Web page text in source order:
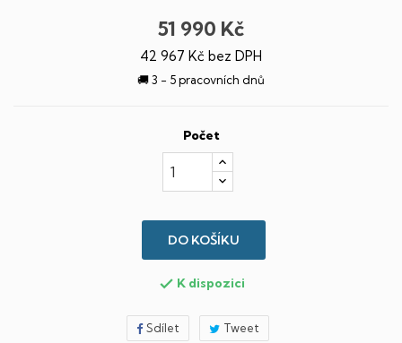
51 990 Kč
42 967 Kč bez DPH
🚚 3 - 5 pracovních dnů
Počet
DO KOŠÍKU
 K dispozici
Sdílet Tweet